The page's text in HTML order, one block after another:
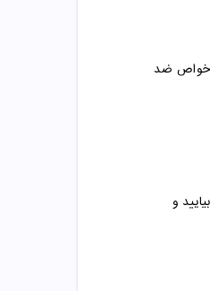
خواص ضد
بیایید و